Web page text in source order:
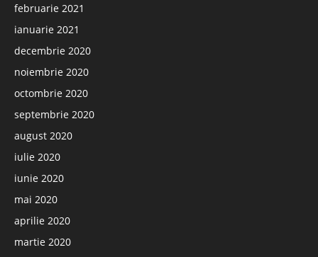
februarie 2021
ianuarie 2021
decembrie 2020
noiembrie 2020
octombrie 2020
septembrie 2020
august 2020
iulie 2020
iunie 2020
mai 2020
aprilie 2020
martie 2020